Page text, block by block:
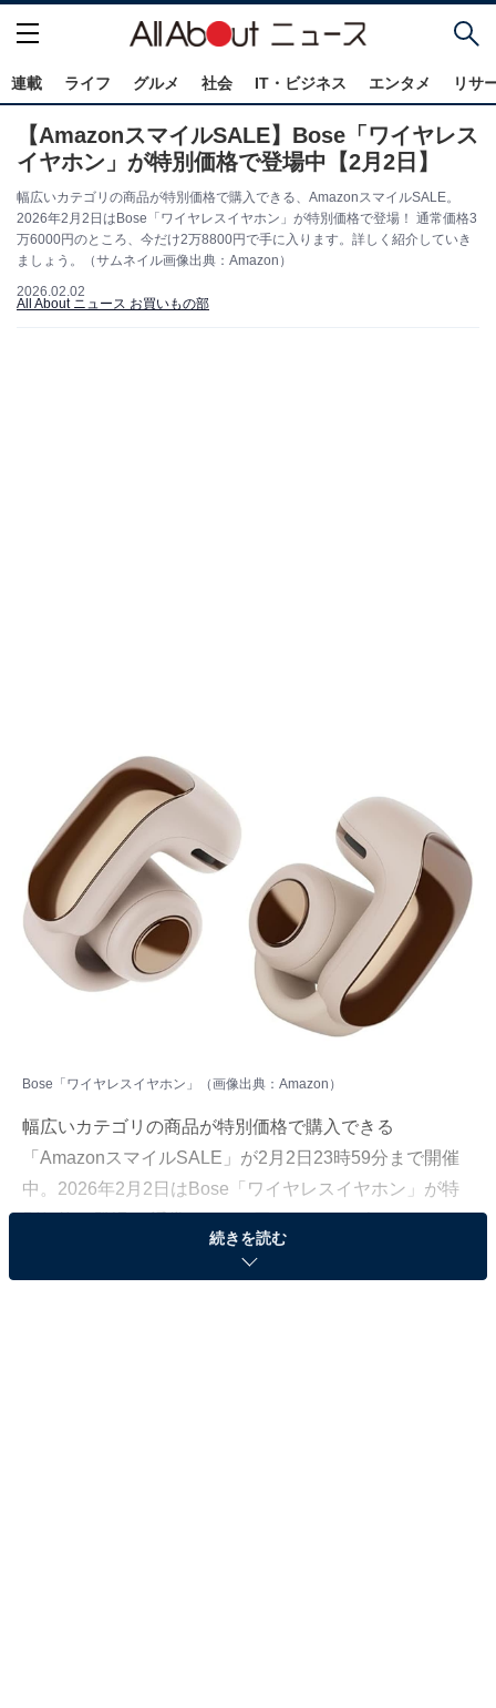
連載 ライフ グルメ 社会 IT・ビジネス エンタメ リサ
【AmazonスマイルSALE】Bose「ワイヤレス
イヤホン」が特別価格で登場中【2月2日】
幅広いカテゴリの商品が特別価格で購入できる、AmazonスマイルSALE。
2026年2月2日はBose「ワイヤレスイヤホン」が特別価格で登場！ 通常価格3
万6000円のところ、今だけ2万8800円で手に入ります。詳しく紹介していき
ましょう。（サムネイル画像出典：Amazon）
2026.02.02
All About ニュース お買いもの部
Bose「ワイヤレスイヤホン」（画像出典：Amazon）
幅広いカテゴリの商品が特別価格で購入できる
「AmazonスマイルSALE」が2月2日23時59分まで開催
中。2026年2月2日はBose「ワイヤレスイヤホン」が特
8800円となっています。
続きを読む